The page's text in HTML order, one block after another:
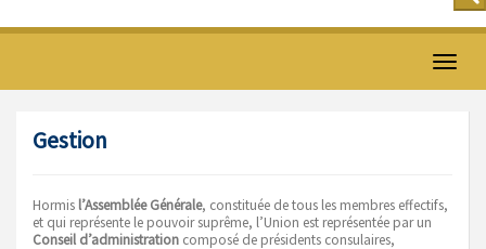
Ouvrir
Gestion
Hormis l’Assemblée Générale, constituée de tous les membres effectifs,
et qui représente le pouvoir suprême, l’Union est représentée par un
Conseil d’administration composé de présidents consulaires,